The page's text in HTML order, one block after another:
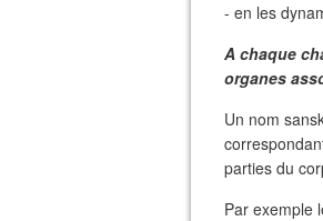
- en les
A chaque
organes
Un nom
parties du
Par exemple